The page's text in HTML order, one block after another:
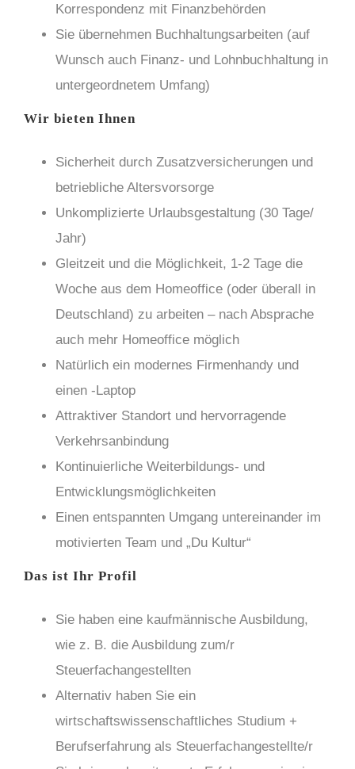
Korrespondenz mit Finanzbehörden
Sie übernehmen Buchhaltungsarbeiten (auf
Wunsch auch Finanz- und Lohnbuchhaltung in
untergeordnetem Umfang)
Wir bieten Ihnen
Sicherheit durch Zusatzversicherungen und
betriebliche Altersvorsorge
Unkomplizierte Urlaubsgestaltung (30 Tage/
Jahr)
Gleitzeit und die Möglichkeit, 1-2 Tage die
Woche aus dem Homeoffice (oder überall in
Deutschland) zu arbeiten – nach Absprache
auch mehr Homeoffice möglich
Natürlich ein modernes Firmenhandy und
einen -Laptop
Attraktiver Standort und hervorragende
Verkehrsanbindung
Kontinuierliche Weiterbildungs- und
Entwicklungsmöglichkeiten
Einen entspannten Umgang untereinander im
motivierten Team und „Du Kultur“
Das ist Ihr Profil
Sie haben eine kaufmännische Ausbildung,
wie z. B. die Ausbildung zum/r
Steuerfachangestellten
Alternativ haben Sie ein
wirtschaftswissenschaftliches Studium +
Berufserfahrung als Steuerfachangestellte/r